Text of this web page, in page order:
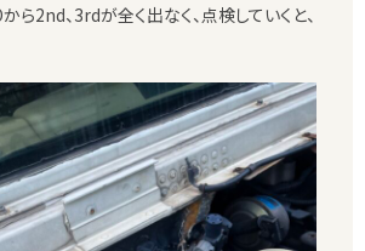
ら2nd、3rdが全く出なく、点検していくと、